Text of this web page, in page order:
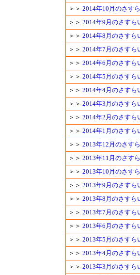
＞＞ 2014年10月のさす
＞＞ 2014年9月のさすら
＞＞ 2014年8月のさすら
＞＞ 2014年7月のさすら
＞＞ 2014年6月のさすら
＞＞ 2014年5月のさすら
＞＞ 2014年4月のさすら
＞＞ 2014年3月のさすら
＞＞ 2014年2月のさすら
＞＞ 2014年1月のさすら
＞＞ 2013年12月のさす
＞＞ 2013年11月のさす
＞＞ 2013年10月のさす
＞＞ 2013年9月のさすら
＞＞ 2013年8月のさすら
＞＞ 2013年7月のさすら
＞＞ 2013年6月のさすら
＞＞ 2013年5月のさすら
＞＞ 2013年4月のさすら
＞＞ 2013年3月のさすら